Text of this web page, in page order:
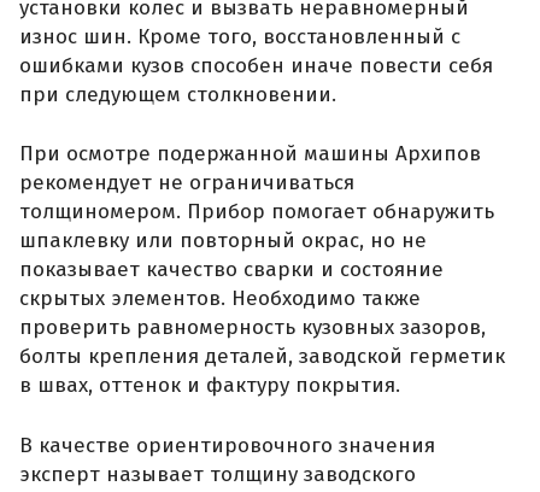
установки колес и вызвать неравномерный
износ шин. Кроме того, восстановленный с
ошибками кузов способен иначе повести себя
при следующем столкновении.
При осмотре подержанной машины Архипов
рекомендует не ограничиваться
толщиномером. Прибор помогает обнаружить
шпаклевку или повторный окрас, но не
показывает качество сварки и состояние
скрытых элементов. Необходимо также
проверить равномерность кузовных зазоров,
болты крепления деталей, заводской герметик
в швах, оттенок и фактуру покрытия.
В качестве ориентировочного значения
эксперт называет толщину заводского